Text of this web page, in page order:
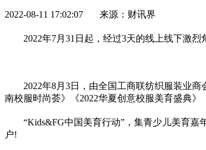
2022-08-11 17:02:07 来源：财讯界
2022年7月31日起，经过3天的线上线下激
2022年8月3日，由全国工商联纺织服装业
南校服时尚荟》《2022华夏创意校服美育盛典》
“Kids&FG中国美育行动”，集青少儿美育
户!